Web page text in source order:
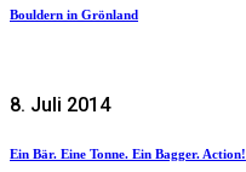
Bouldern in Grönland
8. Juli 2014
Ein Bär. Eine Tonne. Ein Bagger. Action!